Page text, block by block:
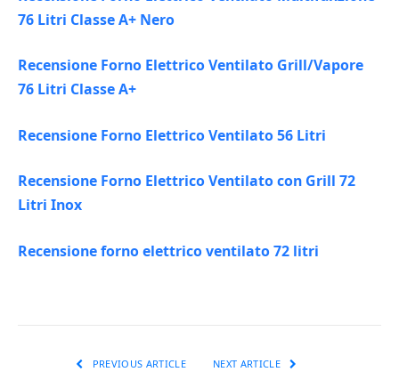
76 Litri Classe A+ Nero
Recensione Forno Elettrico Ventilato Grill/Vapore
76 Litri Classe A+
Recensione Forno Elettrico Ventilato 56 Litri
Recensione Forno Elettrico Ventilato con Grill 72
Litri Inox
Recensione forno elettrico ventilato 72 litri
PREVIOUS ARTICLE NEXT ARTICLE